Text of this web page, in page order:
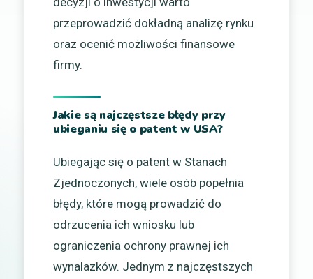
przeprowadzić dokładną analizę rynku
oraz ocenić możliwości finansowe
firmy.
Jakie są najczęstsze błędy przy
ubieganiu się o patent w USA?
Ubiegając się o patent w Stanach
Zjednoczonych, wiele osób popełnia
błędy, które mogą prowadzić do
odrzucenia ich wniosku lub
ograniczenia ochrony prawnej ich
wynalazków. Jednym z najczęstszych